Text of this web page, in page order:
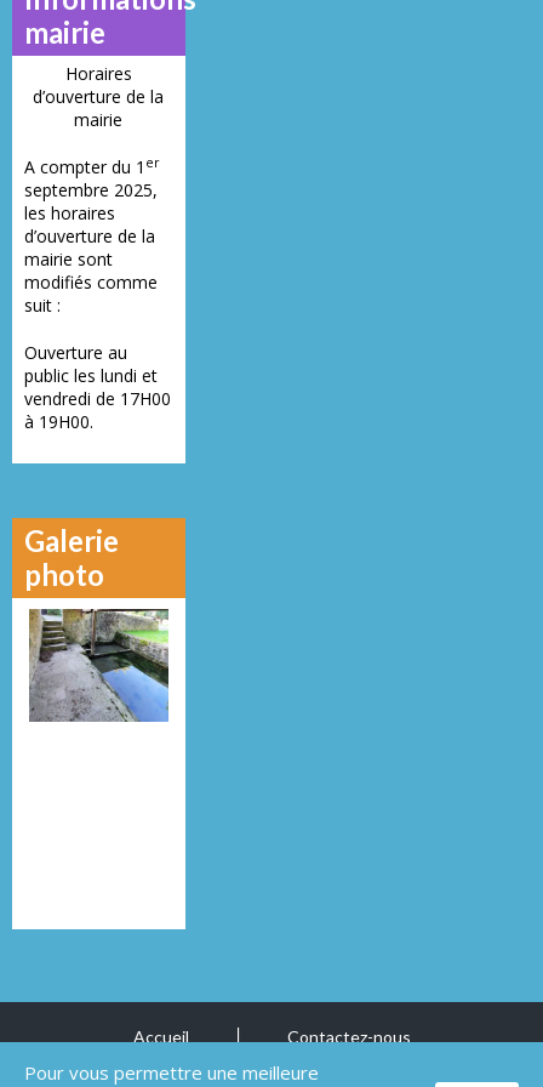
mairie
Horaires
d’ouverture de la
mairie
A compter du 1 er
septembre 2025,
les horaires
d’ouverture de la
mairie sont
modifiés comme
suit :
Ouverture au
public les lundi et
vendredi de 17H00
à 19H00.
Galerie
photo
Accueil
Contactez-nous
Mentions légales
Pour vous permettre une meilleure